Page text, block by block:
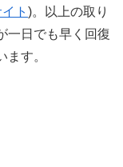
ト )。以上の取り
一日でも早く回復
す。